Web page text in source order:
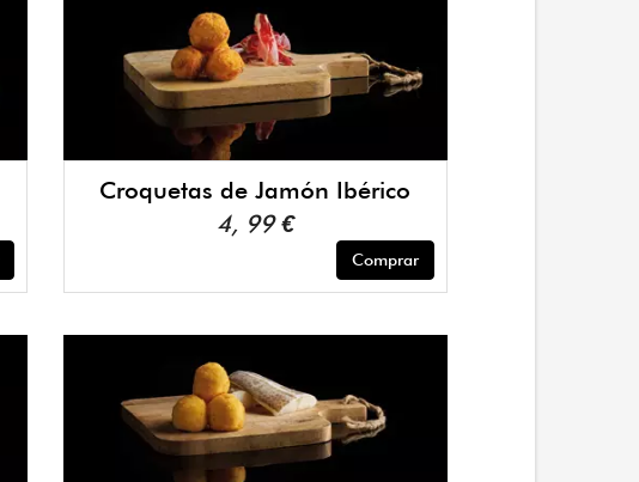
Croquetas de Jamón Ibérico
4, 99 €
Comprar